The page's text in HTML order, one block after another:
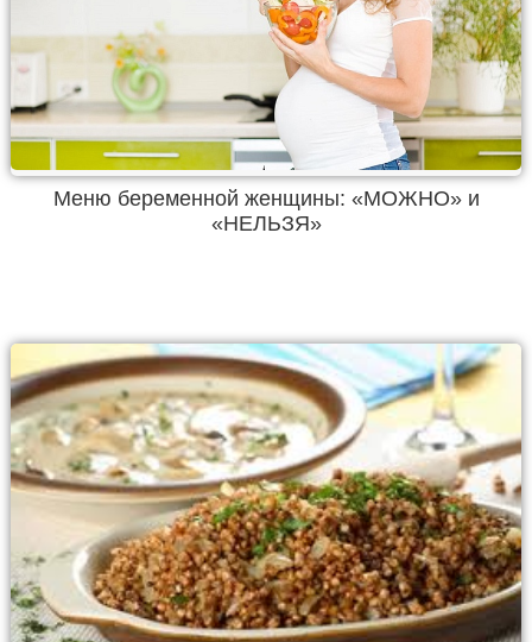
Меню беременной женщины: «МОЖНО» и
«НЕЛЬЗЯ»